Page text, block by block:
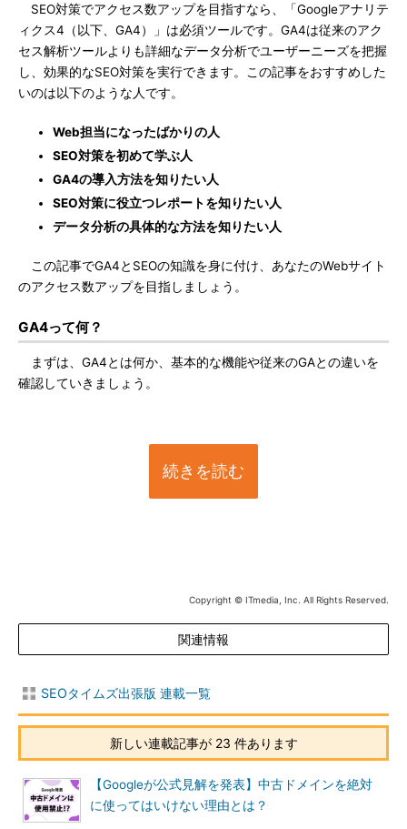
SEO対策でアクセス数アップを目指すなら、「Googleアナリテ
ィクス4（以下、GA4）」は必須ツールです。GA4は従来のアク
セス解析ツールよりも詳細なデータ分析でユーザーニーズを把握
し、効果的なSEO対策を実行できます。この記事をおすすめした
いのは以下のような人です。
Web担当になったばかりの人
SEO対策を初めて学ぶ人
GA4の導入方法を知りたい人
SEO対策に役立つレポートを知りたい人
データ分析の具体的な方法を知りたい人
この記事でGA4とSEOの知識を身に付け、あなたのWebサイト
のアクセス数アップを目指しましょう。
GA4って何？
まずは、GA4とは何か、基本的な機能や従来のGAとの違いを
確認していきましょう。
続きを読む
Copyright © ITmedia, Inc. All Rights Reserved.
関連情報
SEOタイムズ出張版 連載一覧
新しい連載記事が 23 件あります
【Googleが公式見解を発表】中古ドメインを絶対
に使ってはいけない理由とは？